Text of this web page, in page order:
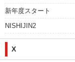
新年度スタート
NISHIJIN2
X